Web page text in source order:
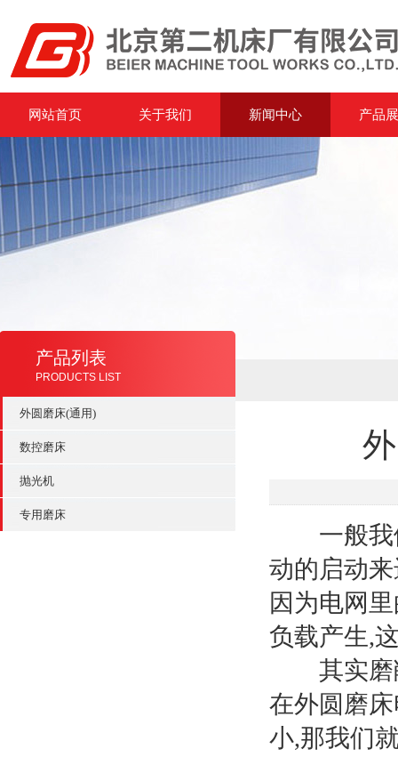
网站首页 关于我们 新闻中心 产品
产品列表
PRODUCTS LIST
外圆磨床(通用)
数控磨床
抛光机
专用磨床
一般我们
动的启动
因为电网
负载产生,
其实磨削
在外圆磨
小,那我们